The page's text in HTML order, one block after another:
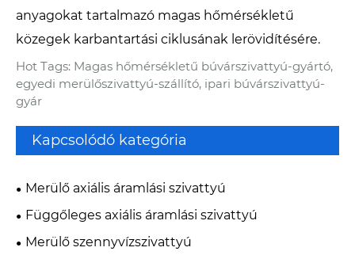
anyagokat tartalmazó magas hőmérsékletű
közegek karbantartási ciklusának lerövidítésére.
Hot Tags: Magas hőmérsékletű búvárszivattyú-gyártó,
egyedi merülőszivattyú-szállító, ipari búvárszivattyú-
gyár
Kapcsolódó kategória
Merülő axiális áramlási szivattyú
Függőleges axiális áramlási szivattyú
Merülő szennyvízszivattyú